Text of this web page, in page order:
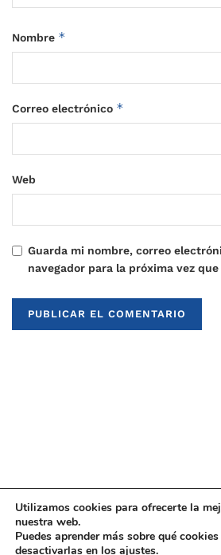
Nombre *
Correo electrónico *
Web
Guarda mi nombre, correo
navegador para la próxima vez
© 2021Upaninews
Utilizamos cookies para ofrecerte la
nuestra web.
Puedes aprender más sobre qué
desactivarlas en los ajustes.